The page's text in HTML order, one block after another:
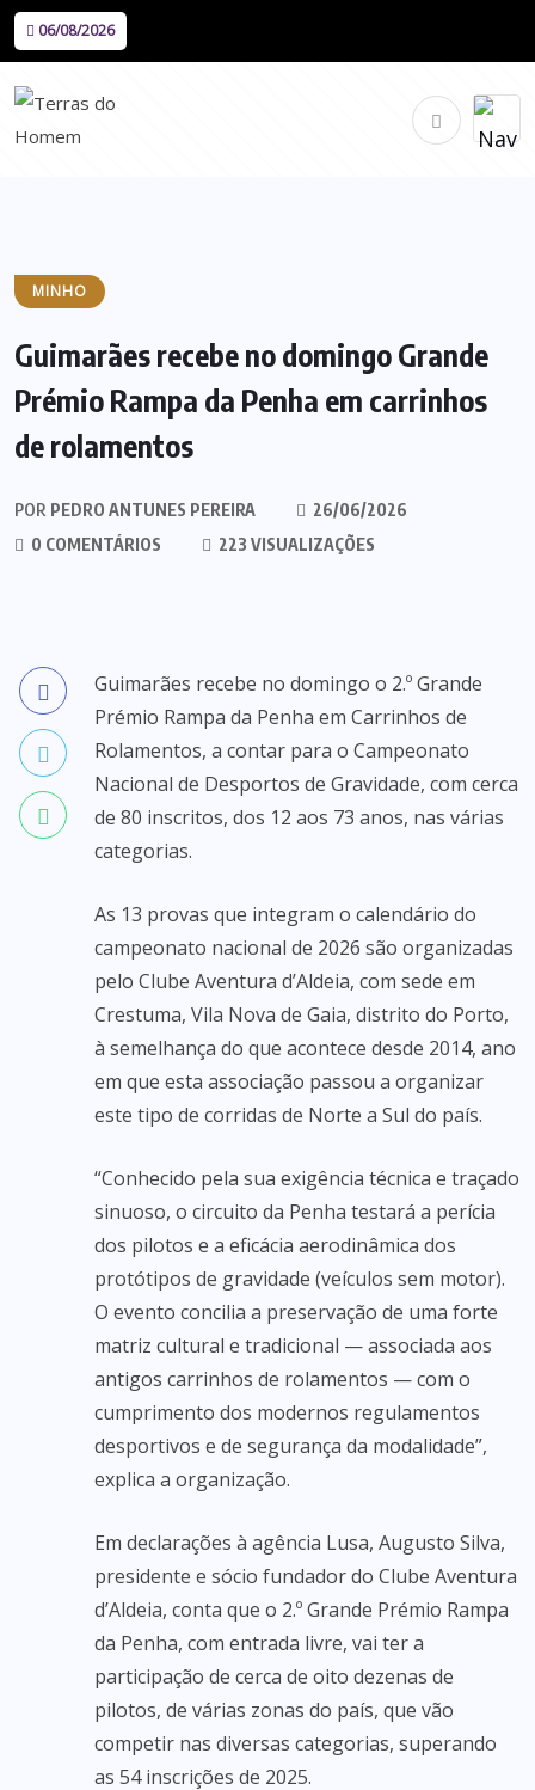
06/08/2026
MINHO
Guimarães recebe no domingo Grande
Prémio Rampa da Penha em carrinhos
de rolamentos
POR PEDRO ANTUNES PEREIRA
26/06/2026
0 COMENTÁRIOS
223 VISUALIZAÇÕES
Guimarães recebe no domingo o 2.º Grande
Prémio Rampa da Penha em Carrinhos de
Rolamentos, a contar para o Campeonato
Nacional de Desportos de Gravidade, com cerca
de 80 inscritos, dos 12 aos 73 anos, nas várias
categorias.
As 13 provas que integram o calendário do
campeonato nacional de 2026 são organizadas
pelo Clube Aventura d’Aldeia, com sede em
Crestuma, Vila Nova de Gaia, distrito do Porto,
à semelhança do que acontece desde 2014, ano
em que esta associação passou a organizar
este tipo de corridas de Norte a Sul do país.
“Conhecido pela sua exigência técnica e traçado
sinuoso, o circuito da Penha testará a perícia
dos pilotos e a eficácia aerodinâmica dos
protótipos de gravidade (veículos sem motor).
O evento concilia a preservação de uma forte
matriz cultural e tradicional — associada aos
antigos carrinhos de rolamentos — com o
cumprimento dos modernos regulamentos
desportivos e de segurança da modalidade”,
explica a organização.
Em declarações à agência Lusa, Augusto Silva,
presidente e sócio fundador do Clube Aventura
d’Aldeia, conta que o 2.º Grande Prémio Rampa
da Penha, com entrada livre, vai ter a
participação de cerca de oito dezenas de
pilotos, de várias zonas do país, que vão
competir nas diversas categorias, superando
as 54 inscrições de 2025.